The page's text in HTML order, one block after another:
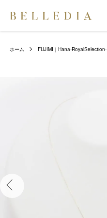
ホーム FUJIMI｜Hana-RoyalSelection-